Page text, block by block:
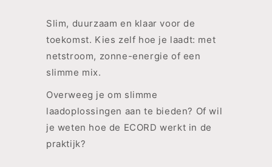
Slim, duurzaam en klaar voor de
toekomst. Kies zelf hoe je laadt: met
netstroom, zonne-energie of een
slimme mix.
Overweeg je om slimme
laadoplossingen aan te bieden? Of wil
je weten hoe de ECORD werkt in de
praktijk?